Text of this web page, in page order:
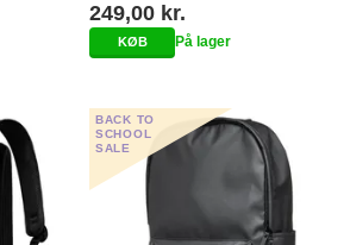
249,00 kr.
På lager
BACK TO
SCHOOL
SALE